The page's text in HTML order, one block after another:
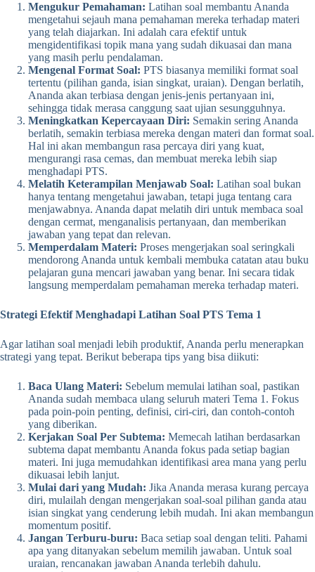
Mengukur Pemahaman: Latihan soal membantu Ananda
mengetahui sejauh mana pemahaman mereka terhadap materi
yang telah diajarkan. Ini adalah cara efektif untuk
mengidentifikasi topik mana yang sudah dikuasai dan mana
yang masih perlu pendalaman.
Mengenal Format Soal: PTS biasanya memiliki format soal
tertentu (pilihan ganda, isian singkat, uraian). Dengan berlatih,
Ananda akan terbiasa dengan jenis-jenis pertanyaan ini,
sehingga tidak merasa canggung saat ujian sesungguhnya.
Meningkatkan Kepercayaan Diri: Semakin sering Ananda
berlatih, semakin terbiasa mereka dengan materi dan format soal.
Hal ini akan membangun rasa percaya diri yang kuat,
mengurangi rasa cemas, dan membuat mereka lebih siap
menghadapi PTS.
Melatih Keterampilan Menjawab Soal: Latihan soal bukan
hanya tentang mengetahui jawaban, tetapi juga tentang cara
menjawabnya. Ananda dapat melatih diri untuk membaca soal
dengan cermat, menganalisis pertanyaan, dan memberikan
jawaban yang tepat dan relevan.
Memperdalam Materi: Proses mengerjakan soal seringkali
mendorong Ananda untuk kembali membuka catatan atau buku
pelajaran guna mencari jawaban yang benar. Ini secara tidak
langsung memperdalam pemahaman mereka terhadap materi.
Strategi Efektif Menghadapi Latihan Soal PTS Tema 1
Agar latihan soal menjadi lebih produktif, Ananda perlu menerapkan
strategi yang tepat. Berikut beberapa tips yang bisa diikuti:
Baca Ulang Materi: Sebelum memulai latihan soal, pastikan
Ananda sudah membaca ulang seluruh materi Tema 1. Fokus
pada poin-poin penting, definisi, ciri-ciri, dan contoh-contoh
yang diberikan.
Kerjakan Soal Per Subtema: Memecah latihan berdasarkan
subtema dapat membantu Ananda fokus pada setiap bagian
materi. Ini juga memudahkan identifikasi area mana yang perlu
dikuasai lebih lanjut.
Mulai dari yang Mudah: Jika Ananda merasa kurang percaya
diri, mulailah dengan mengerjakan soal-soal pilihan ganda atau
isian singkat yang cenderung lebih mudah. Ini akan membangun
momentum positif.
Jangan Terburu-buru: Baca setiap soal dengan teliti. Pahami
apa yang ditanyakan sebelum memilih jawaban. Untuk soal
uraian, rencanakan jawaban Ananda terlebih dahulu.